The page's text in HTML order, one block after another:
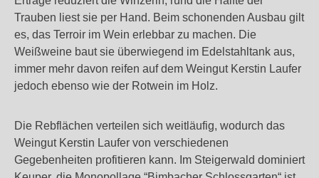
Trauben liest sie per Hand. Beim schonenden Ausbau gilt
es, das Terroir im Wein erlebbar zu machen. Die
Weißweine baut sie überwiegend im Edelstahltank aus,
immer mehr davon reifen auf dem Weingut Kerstin Laufer
jedoch ebenso wie der Rotwein im Holz.
Die Rebflächen verteilen sich weitläufig, wodurch das
Weingut Kerstin Laufer von verschiedenen
Gegebenheiten profitieren kann. Im Steigerwald dominiert